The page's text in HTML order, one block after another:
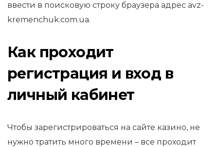
ввести в поисковую строку браузера адрес avz-
kremenchuk.com.ua.
Как проходит
регистрация и вход в
личный кабинет
Чтобы зарегистрироваться на сайте казино, не
нужно тратить много времени – все проходит